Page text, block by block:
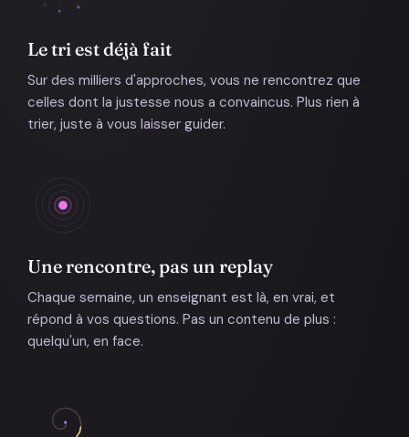
Le tri est déjà fait
Sur des milliers d'approches, vous ne rencontrez que
celles dont la justesse nous a convaincus. Plus rien à
trier, juste à vous laisser guider.
Une rencontre, pas un replay
Chaque semaine, un enseignant est là, en vrai, et
répond à vos questions. Pas un contenu de plus :
quelqu'un, en face.